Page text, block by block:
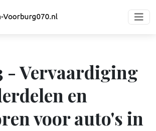
- Vervaardiging
en
voor auto's in